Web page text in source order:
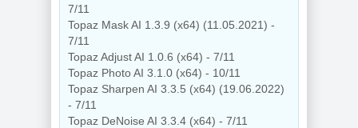
7/11
Topaz Mask AI 1.3.9 (x64) (11.05.2021) -
7/11
Topaz Adjust AI 1.0.6 (x64) - 7/11
Topaz Photo AI 3.1.0 (x64) - 10/11
Topaz Sharpen AI 3.3.5 (x64) (19.06.2022)
- 7/11
Topaz DeNoise AI 3.3.4 (x64) - 7/11